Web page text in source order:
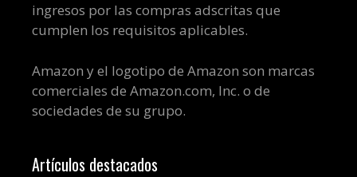
ingresos por las compras adscritas que
cumplen los requisitos aplicables.
Amazon y el logotipo de Amazon son marcas
comerciales de Amazon.com, Inc. o de
sociedades de su grupo.
Artículos destacados